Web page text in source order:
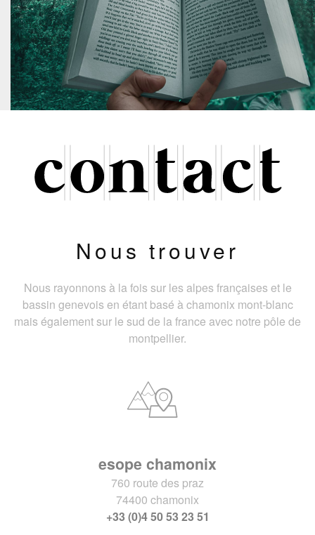
Nous trouver
Nous rayonnons à la fois sur les alpes françaises et le
bassin genevois en étant basé à chamonix mont-blanc
mais également sur le sud de la france avec notre pôle de
montpellier.
esope chamonix
760 route des praz
74400 chamonix
+33 (0)4 50 53 23 51